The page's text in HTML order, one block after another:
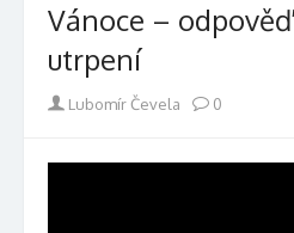
Vánoce –
utrpení
Author
Lubomír Čevela 0